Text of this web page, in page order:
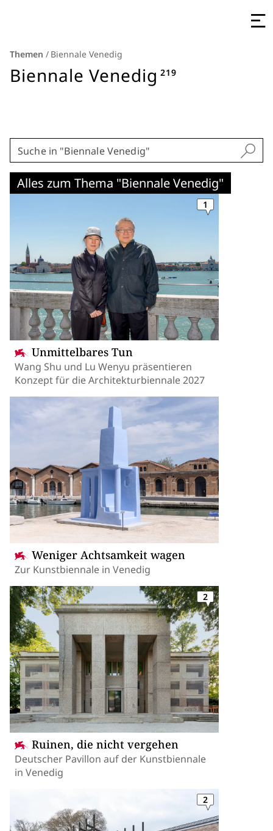
Themen / Biennale Venedig
Biennale Venedig 219
Alles zum Thema "Biennale Venedig"
Unmittelbares Tun
Wang Shu und Lu Wenyu präsentieren
Konzept für die Architekturbiennale 2027
1
Weniger Achtsamkeit wagen
Zur Kunstbiennale in Venedig
Ruinen, die nicht vergehen
Deutscher Pavillon auf der Kunstbiennale
in Venedig
2
2